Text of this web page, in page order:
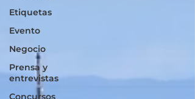
Etiquetas
Evento
Negocio
Prensa y
entrevistas
Concursos